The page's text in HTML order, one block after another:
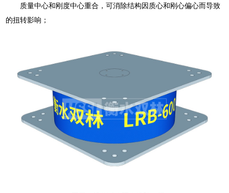
质量中心和刚度中心重合，可消除结构因质心和刚心偏心而导致
的扭转影响；